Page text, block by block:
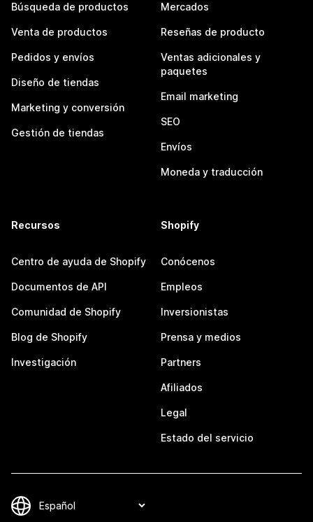
Búsqueda de productos
Venta de productos
Pedidos y envíos
Diseño de tiendas
Marketing y conversión
Gestión de tiendas
Mercados
Reseñas de producto
Ventas adicionales y
paquetes
Email marketing
SEO
Envíos
Moneda y traducción
Recursos
Centro de ayuda de Shopify
Documentos de API
Comunidad de Shopify
Blog de Shopify
Investigación
Shopify
Conócenos
Empleos
Inversionistas
Prensa y medios
Partners
Afiliados
Legal
Estado del servicio